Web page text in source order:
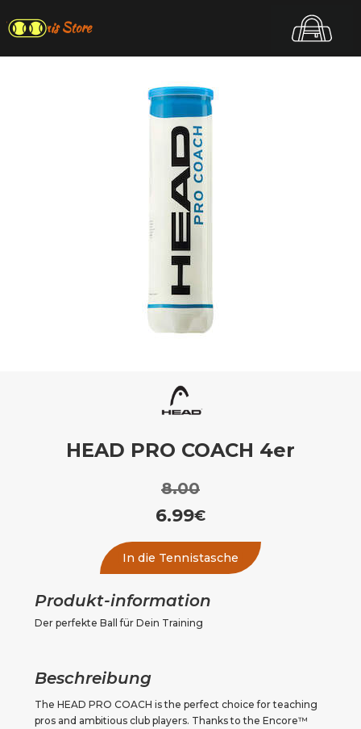
Top Tennis Store
HEAD PRO COACH 4er
8.00
6.99€
In die Tennistasche
Produkt-information
Der perfekte Ball für Dein Training
Beschreibung
The HEAD PRO COACH is the perfect choice for teaching
pros and ambitious club players. Thanks to the Encore™